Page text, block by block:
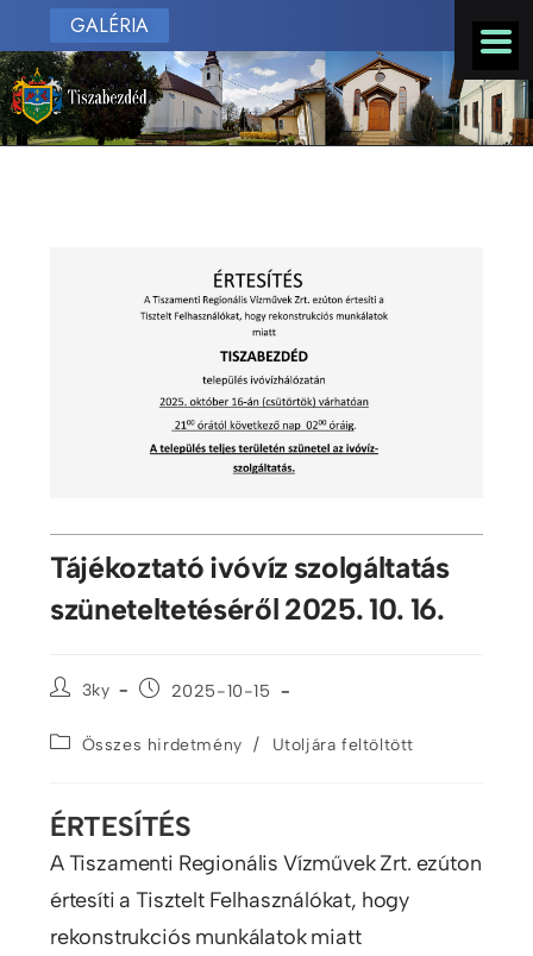
GALÉRIA
Tájékoztató ivóvíz szolgáltatás
szüneteltetéséről 2025. 10. 16.
3ky 2025-10-15
Összes hirdetmény / Utoljára feltöltött
ÉRTESÍTÉS
A Tiszamenti Regionális Vízművek Zrt. ezúton
értesíti a Tisztelt Felhasználókat, hogy
rekonstrukciós munkálatok miatt